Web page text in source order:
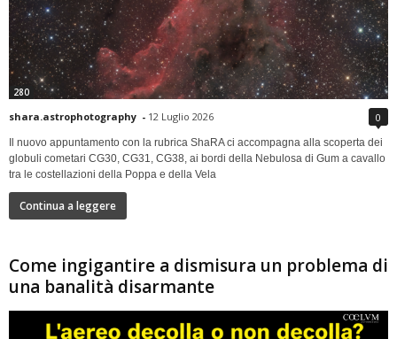
280
shara.astrophotography - 12 Luglio 2026 0
Il nuovo appuntamento con la rubrica ShaRA ci accompagna alla scoperta dei
globuli cometari CG30, CG31, CG38, ai bordi della Nebulosa di Gum a cavallo
tra le costellazioni della Poppa e della Vela
Continua a leggere
Come ingigantire a dismisura un problema di
una banalità disarmante